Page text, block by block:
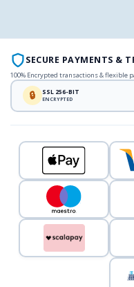
SECURE PAYMENTS &
100% Encrypted transactions & flexible
🔒 SSL 256-BIT
ENCRYPTED